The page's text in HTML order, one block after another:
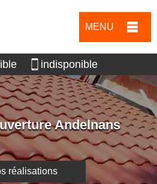
MENU
indisponible
Andelnans
réalisations